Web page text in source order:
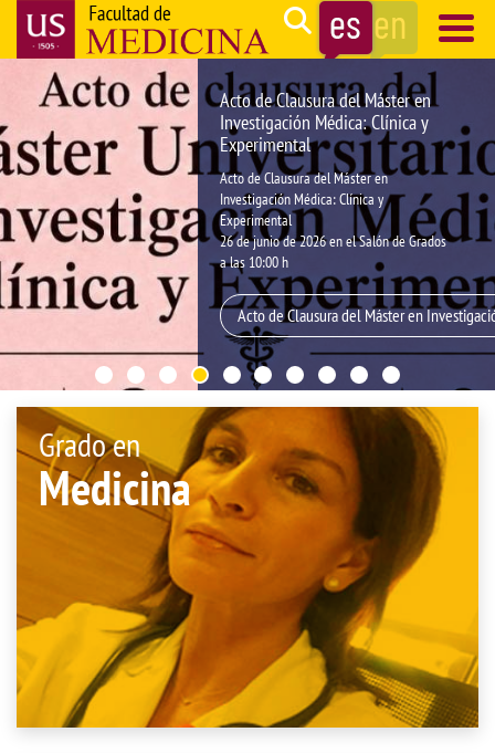
Pasar
contenido
principal
Search
Navegación
principal
Acto de Clausura del Máster en
Investigación Médica: Clínica y
Experimental
Acto de Clausura del Máster en
Investigación Médica: Clínica y
Experimental
26 de junio de 2026 en el Salón de Grados
a las 10:00 h
Acto de Clausura del Máster en
Grado en
Medicina